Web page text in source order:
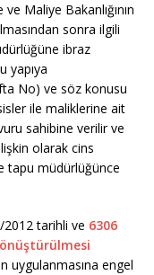
Maliye Bakanlığının
sonra ilgili
ibraz
yapıya
No) ve söz konusu
ile maliklerine ait
sahibine verilir ve
olarak cins
tapu müdürlüğünce
tarihli ve 6306
uygulanmasına engel